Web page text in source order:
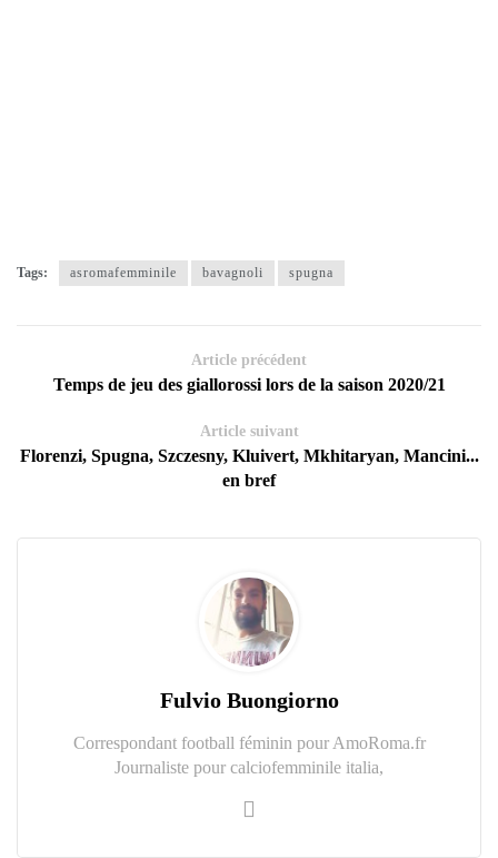
Tags: asromafemminile bavagnoli spugna
Article précédent
Temps de jeu des giallorossi lors de la saison 2020/21
Article suivant
Florenzi, Spugna, Szczesny, Kluivert, Mkhitaryan, Mancini...
en bref
Fulvio Buongiorno
Correspondant football féminin pour AmoRoma.fr
Journaliste pour calciofemminile italia,